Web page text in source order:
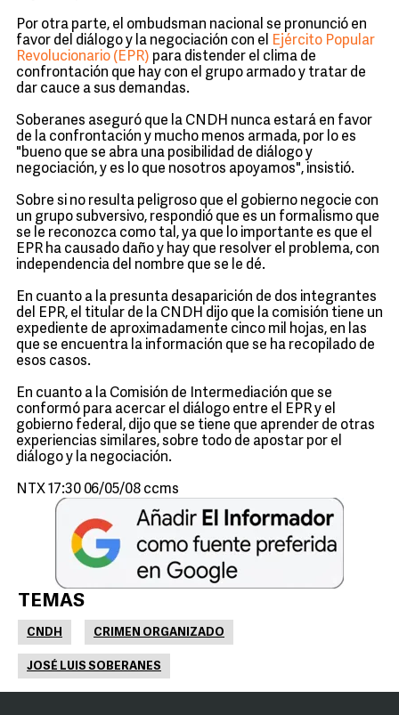
Por otra parte, el ombudsman nacional se pronunció en
favor del diálogo y la negociación con el
Ejército Popular
Revolucionario (EPR) para distender el clima de
confrontación que hay con el grupo armado y tratar de
dar cauce a sus demandas.
Soberanes aseguró que la CNDH nunca estará en favor
de la confrontación y mucho menos armada, por lo es
"bueno que se abra una posibilidad de diálogo y
negociación, y es lo que nosotros apoyamos", insistió.
Sobre si no resulta peligroso que el gobierno negocie con
un grupo subversivo, respondió que es un formalismo que
se le reconozca como tal, ya que lo importante es que el
EPR ha causado daño y hay que resolver el problema, con
independencia del nombre que se le dé.
En cuanto a la presunta desaparición de dos integrantes
del EPR, el titular de la CNDH dijo que la comisión tiene un
expediente de aproximadamente cinco mil hojas, en las
que se encuentra la información que se ha recopilado de
esos casos.
En cuanto a la Comisión de Intermediación que se
conformó para acercar el diálogo entre el EPR y el
gobierno federal, dijo que se tiene que aprender de otras
experiencias similares, sobre todo de apostar por el
diálogo y la negociación.
NTX 17:30 06/05/08 ccms
TEMAS
CNDH CRIMEN ORGANIZADO
JOSÉ LUIS SOBERANES